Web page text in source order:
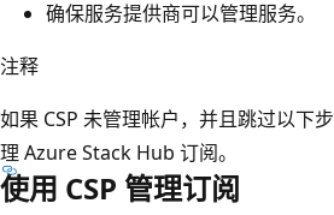
确保服务提供商可以管理服务。
注释
如果 CSP 未管理帐户，并且跳过以下
理 Azure Stack Hub 订阅。
使用 CSP 管理订阅